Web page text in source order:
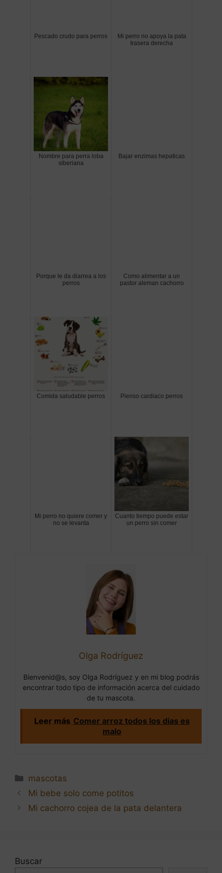
Pescado crudo para perros
Mi perro no apoya la pata
trasera derecha
Nombre para perra loba
siberiana
Bajar enzimas hepaticas
Porque le da diarrea a los
perros
Como alimentar a un
pastor aleman cachorro
Comida saludable perros Pienso cardiaco perros
Mi perro no quiere comer y
no se levanta
Cuanto tiempo puede estar
un perro sin comer
Olga Rodríguez
Bienvenid@s, soy Olga Rodríguez y en mi blog podrás
encontrar todo tipo de información acerca del cuidado
de tu mascota.
Leer más Comer arroz todos los dias es
malo
Categorías
mascotas
Navegación
de
Mi bebe solo come potitos
Mi cachorro cojea de la pata delantera
Buscar